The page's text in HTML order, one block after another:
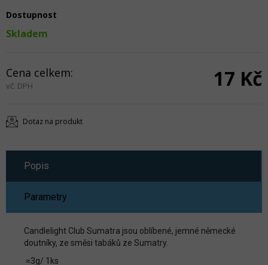
Dostupnost
Skladem
Cena celkem:
vč. DPH 17 Kč
Dotaz na produkt
Popis
Parametry
Candlelight Club Sumatra jsou oblíbené, jemné německé
doutníky, ze směsi tabáků ze Sumatry.
≈3g/ 1ks